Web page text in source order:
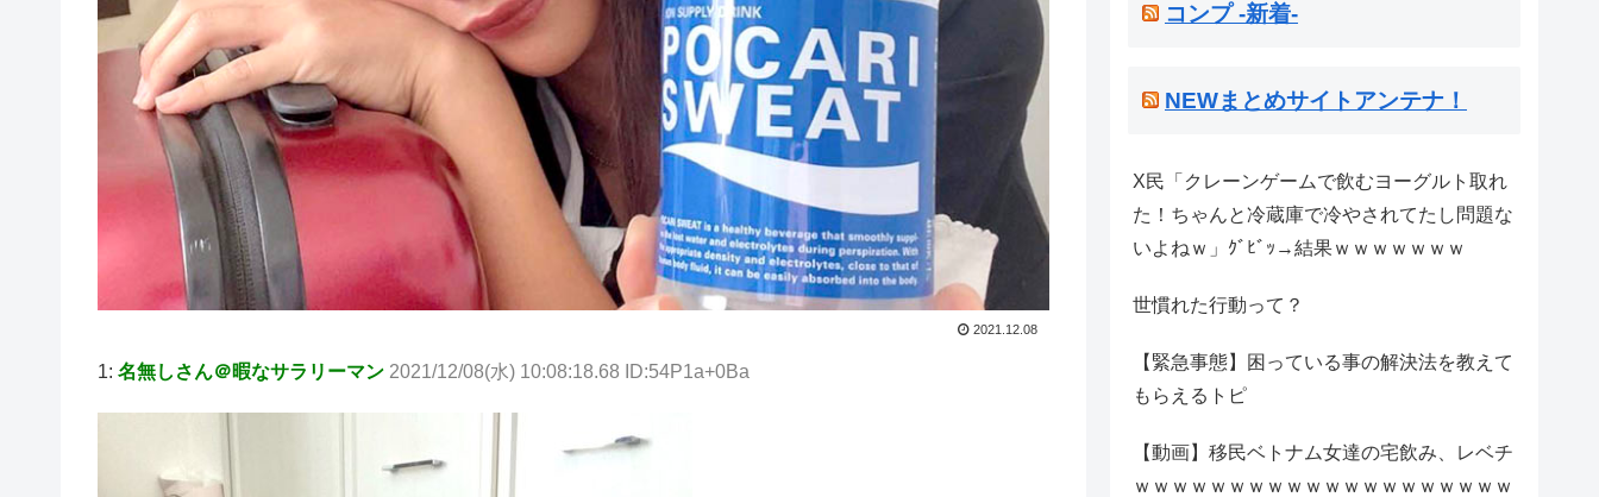
2021.12.08
1: 名無しさん＠暇なサラリーマン 2021/12/08(水) 10:08:18.68 ID:54P1a+0Ba
コンプ -新着-
NEWまとめサイトアンテナ！
X民「クレーンゲームで飲むヨーグルト取れ
た！ちゃんと冷蔵庫で冷やされてたし問題な
いよねｗ」ｸﾞﾋﾞｯ→結果ｗｗｗｗｗｗｗ
世慣れた行動って？
【緊急事態】困っている事の解決法を教えて
もらえるトピ
【動画】移民ベトナム女達の宅飲み、レベチ
ｗｗｗｗｗｗｗｗｗｗｗｗｗｗｗｗｗｗｗｗ